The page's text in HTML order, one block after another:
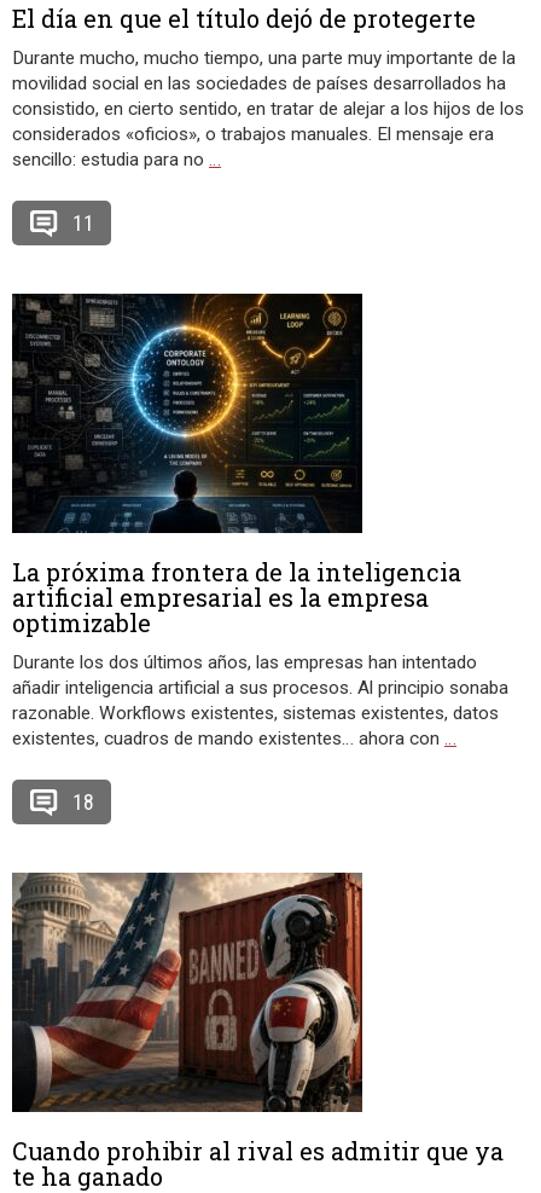
El día en que el título dejó de protegerte
Durante mucho, mucho tiempo, una parte muy importante de la
movilidad social en las sociedades de países desarrollados ha
consistido, en cierto sentido, en tratar de alejar a los hijos de los
considerados «oficios», o trabajos manuales. El mensaje era
sencillo: estudia para no …
11
La próxima frontera de la inteligencia
artificial empresarial es la empresa
optimizable
Durante los dos últimos años, las empresas han intentado
añadir inteligencia artificial a sus procesos. Al principio sonaba
razonable. Workflows existentes, sistemas existentes, datos
existentes, cuadros de mando existentes… ahora con …
18
Cuando prohibir al rival es admitir que ya
te ha ganado